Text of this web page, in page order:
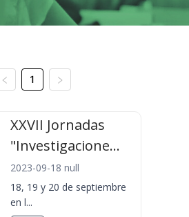
1
XXVII Jornadas
"Investigacione...
2023-09-18 null
18, 19 y 20 de septiembre
en l...